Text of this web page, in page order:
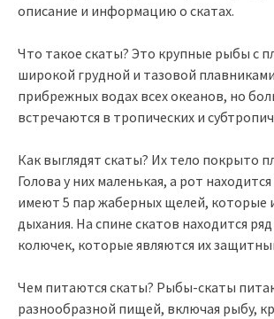
описание и информацию о скатах.
Что такое скаты? Это крупные рыбы с
широкой грудной и тазовой
прибрежных водах всех океанов, но
встречаются в тропических и
Как выглядят скаты? Их тело покрыто
Голова у них маленькая, а рот
имеют 5 пар жаберных щелей, которые
дыхания. На спине скатов находится
колючек, которые являются их
Чем питаются скаты? Рыбы-скаты
разнообразной пищей, включая рыбу,